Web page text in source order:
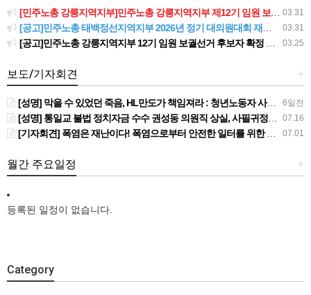
03.31
[민주노총 강릉지역지부]민주노총 강릉지역지부 제12기 임원 보궐선거결과 공고
03.31
[공고]민주노총 태백정선지역지부 2026년 정기 대의원대회 재소집 건
03.25
[공고]민주노총 강릉지역지부 12기 임원 보궐선거 후보자 확정 공고
+
보도/기자회견
6일전
[성명] 막을 수 있었던 죽음, HL만도가 책임져라 : 청년노동자 사망사고의 철저한 진상규명과 재발방지 대책 마련하라
07.16
[성명] 통일교 불법 정치자금 수수 권성동 의원직 상실, 사필귀정이다
07.01
[기자회견] 폭염은 재난이다! 폭염으로부터 안전한 일터를 위한 민주노총 강원지역본부 폭염감시단 선포 기자회견
+
월간 주요일정
등록된 일정이 없습니다.
Category